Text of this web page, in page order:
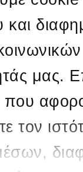
και
μας.
που
τον
ΝΗΣΙΩΝ